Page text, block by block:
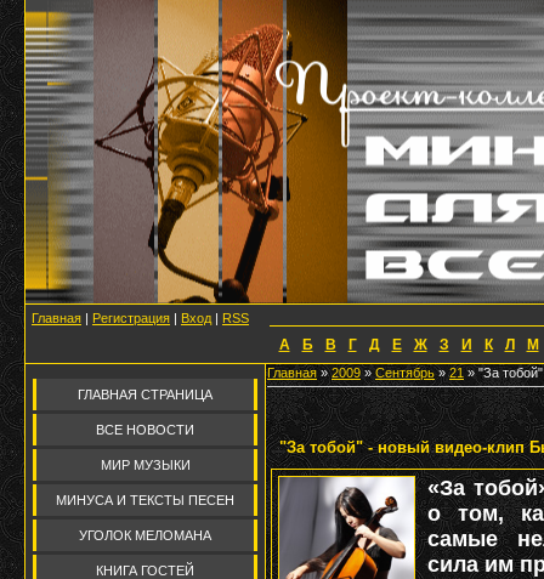
Главная | Регистрация | Вход | RSS
А Б В Г Д Е Ж З И К Л М
ГЛАВНАЯ СТРАНИЦА
ВСЕ НОВОСТИ
МИР МУЗЫКИ
МИНУСА И ТЕКСТЫ ПЕСЕН
УГОЛОК МЕЛОМАНА
КНИГА ГОСТЕЙ
Главная »2009 » Сентябрь » 21 » "За
"За тобой" - новый видео-клип
«За
о том,
самые
сила им